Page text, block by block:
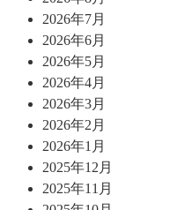
2026年7月
2026年6月
2026年5月
2026年4月
2026年3月
2026年2月
2026年1月
2025年12月
2025年11月